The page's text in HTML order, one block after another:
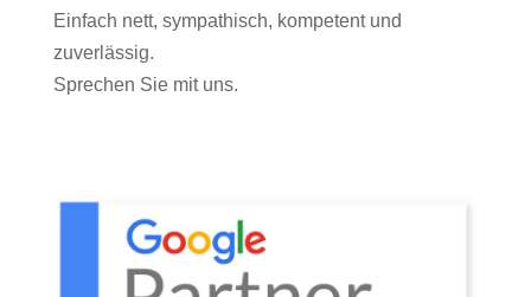
Einfach nett, sympathisch, kompetent und
zuverlässig.
Sprechen Sie mit uns.